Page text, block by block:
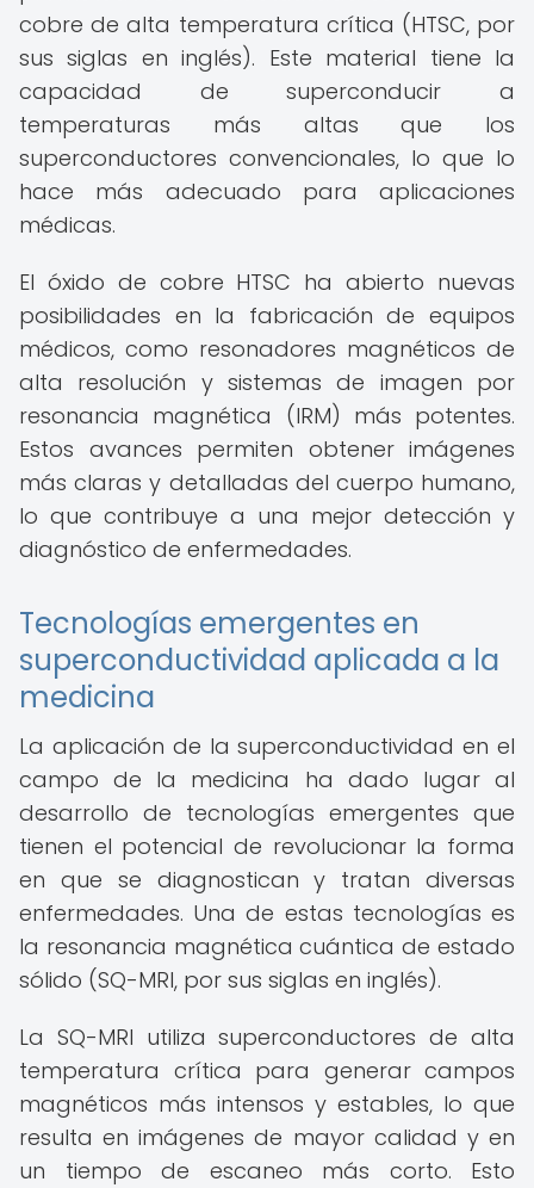
cobre de alta temperatura crítica (HTSC, por
sus siglas en inglés). Este material tiene la
capacidad de superconducir a
temperaturas más altas que los
superconductores convencionales, lo que lo
hace más adecuado para aplicaciones
médicas.
El óxido de cobre HTSC ha abierto nuevas
posibilidades en la fabricación de equipos
médicos, como resonadores magnéticos de
alta resolución y sistemas de imagen por
resonancia magnética (IRM) más potentes.
Estos avances permiten obtener imágenes
más claras y detalladas del cuerpo humano,
lo que contribuye a una mejor detección y
diagnóstico de enfermedades.
Tecnologías emergentes en
superconductividad aplicada a la
medicina
La aplicación de la superconductividad en el
campo de la medicina ha dado lugar al
desarrollo de tecnologías emergentes que
tienen el potencial de revolucionar la forma
en que se diagnostican y tratan diversas
enfermedades. Una de estas tecnologías es
la resonancia magnética cuántica de estado
sólido (SQ-MRI, por sus siglas en inglés).
La SQ-MRI utiliza superconductores de alta
temperatura crítica para generar campos
magnéticos más intensos y estables, lo que
resulta en imágenes de mayor calidad y en
un tiempo de escaneo más corto. Esto